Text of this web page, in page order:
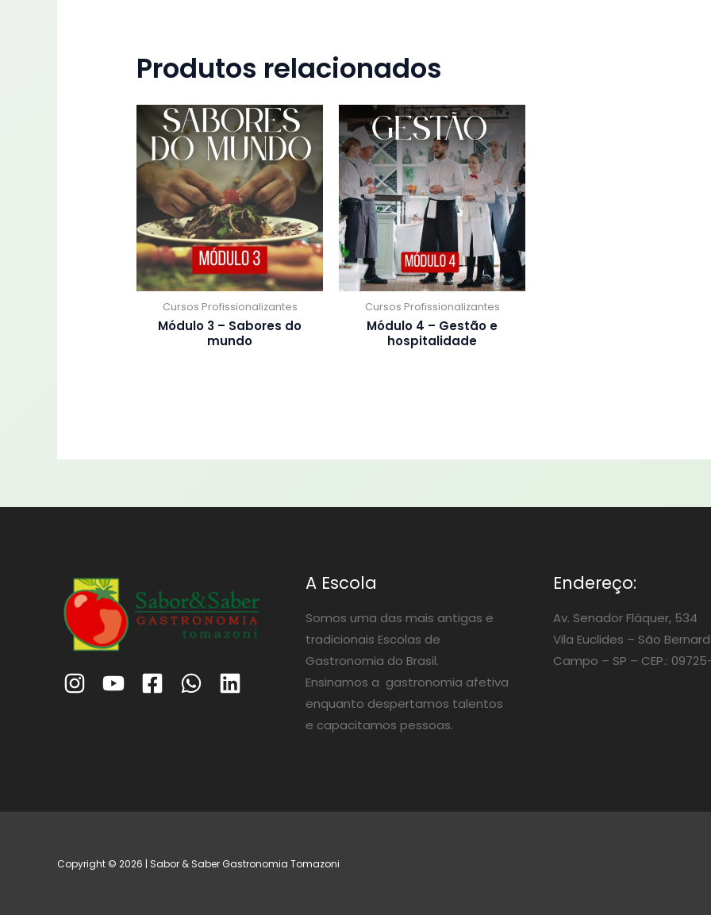
Produtos relacionados
Cursos Profissionalizantes
Módulo 3 – Sabores do
mundo
Cursos Profissionalizantes
Módulo 4 – Gestão e
hospitalidade
A Escola
Somos uma das mais antigas e
tradicionais Escolas de
Gastronomia do Brasil.
Ensinamos a gastronomia afetiva
enquanto despertamos talentos
e capacitamos pessoas.
Endereço:
Av. Senador Fláquer, 534
Vila Euclides – São
Campo – SP – CEP.:
Copyright © 2026 | Sabor & Saber Gastronomia Tomazoni